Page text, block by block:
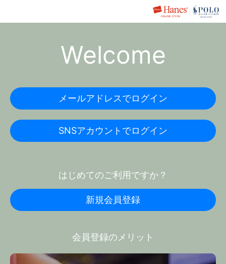
Welcome
メールアドレスでログイン
SNSアカウントでログイン
はじめてのご利用ですか？
新規会員登録
会員登録のメリット